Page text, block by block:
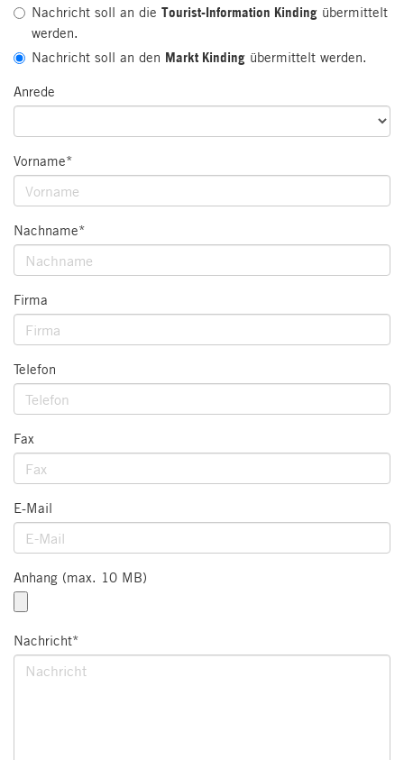
Nachricht soll an die Tourist-Information Kinding übermittelt
werden.
Nachricht soll an den Markt Kinding übermittelt werden.
Anrede
Vorname*
Nachname*
Firma
Telefon
Fax
E-Mail
Anhang (max. 10 MB)
Nachricht*